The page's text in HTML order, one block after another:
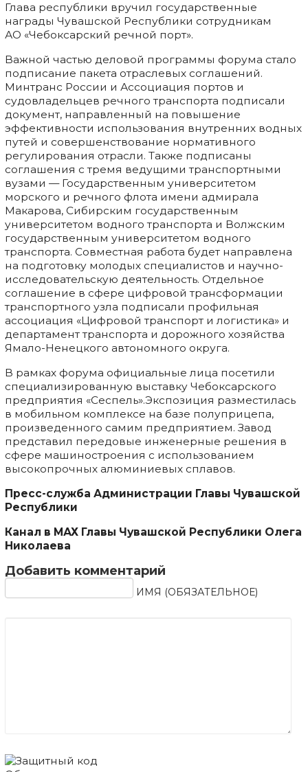
Глава республики вручил государственные
награды Чувашской Республики сотрудникам
АО «Чебоксарский речной порт».
Важной частью деловой программы форума стало
подписание пакета отраслевых соглашений.
Минтранс России и Ассоциация портов и
судовладельцев речного транспорта подписали
документ, направленный на повышение
эффективности использования внутренних водных
путей и совершенствование нормативного
регулирования отрасли. Также подписаны
соглашения с тремя ведущими транспортными
вузами — Государственным университетом
морского и речного флота имени адмирала
Макарова, Сибирским государственным
университетом водного транспорта и Волжским
государственным университетом водного
транспорта. Совместная работа будет направлена
на подготовку молодых специалистов и научно-
исследовательскую деятельность. Отдельное
соглашение в сфере цифровой трансформации
транспортного узла подписали профильная
ассоциация «Цифровой транспорт и логистика» и
департамент транспорта и дорожного хозяйства
Ямало-Ненецкого автономного округа.
В рамках форума официальные лица посетили
специализированную выставку Чебоксарского
предприятия «Сеспель».Экспозиция разместилась
в мобильном комплексе на базе полуприцепа,
произведенного самим предприятием. Завод
представил передовые инженерные решения в
сфере машиностроения с использованием
высокопрочных алюминиевых сплавов.
Пресс-служба Администрации Главы Чувашской
Республики
Канал в МАХГлавы Чувашской Республики Олега
Николаева
Добавить комментарий
ИМЯ (ОБЯЗАТЕЛЬНОЕ)